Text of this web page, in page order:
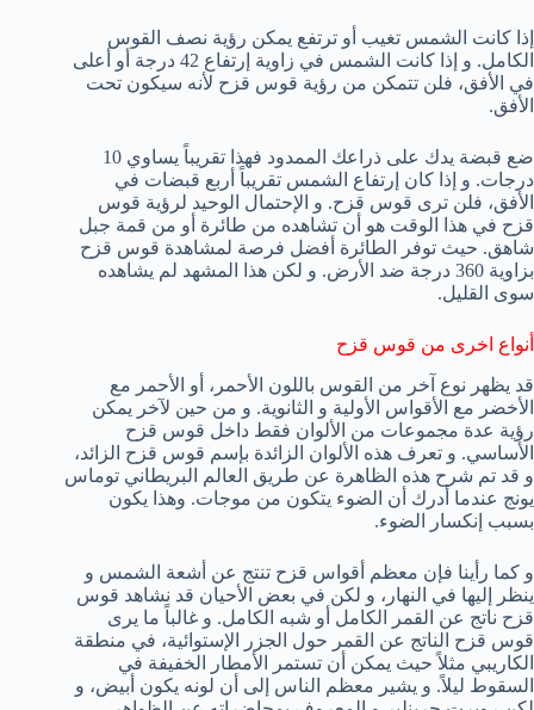
إذا كانت الشمس تغيب أو ترتفع يمكن رؤية نصف القوس
الكامل. و إذا كانت الشمس في زاوية إرتفاع 42 درجة أو أعلى
في الأفق، فلن تتمكن من رؤية قوس قزح لأنه سيكون تحت
الأفق.
ضع قبضة يدك على ذراعك الممدود فهذا تقريباً يساوي 10
درجات. و إذا كان إرتفاع الشمس تقريباً أربع قبضات في
الأفق، فلن ترى قوس قزح. و الإحتمال الوحيد لرؤية قوس
قزح في هذا الوقت هو أن تشاهده من طائرة أو من قمة جبل
شاهق. حيث توفر الطائرة أفضل فرصة لمشاهدة قوس قزح
بزاوية 360 درجة ضد الأرض. و لكن هذا المشهد لم يشاهده
سوى القليل.
أنواع اخرى من قوس قزح
قد يظهر نوع آخر من القوس باللون الأحمر، أو الأحمر مع
الأخضر مع الأقواس الأولية و الثانوية. و من حين لآخر يمكن
رؤية عدة مجموعات من الألوان فقط داخل قوس قزح
الأساسي. و تعرف هذه الألوان الزائدة بإسم قوس قزح الزائد،
و قد تم شرح هذه الظاهرة عن طريق العالم البريطاني توماس
يونج عندما أدرك أن الضوء يتكون من موجات. وهذا يكون
بسبب إنكسار الضوء.
و كما رأينا فإن معظم أقواس قزح تنتج عن أشعة الشمس و
ينظر إليها في النهار، و لكن في بعض الأحيان قد نشاهد قوس
قزح ناتج عن القمر الكامل أو شبه الكامل. و غالباً ما يرى
قوس قزح الناتج عن القمر حول الجزر الإستوائية، في منطقة
الكاريبي مثلاً حيث يمكن أن تستمر الأمطار الخفيفة في
السقوط ليلاً. و يشير معظم الناس إلى أن لونه يكون أبيض، و